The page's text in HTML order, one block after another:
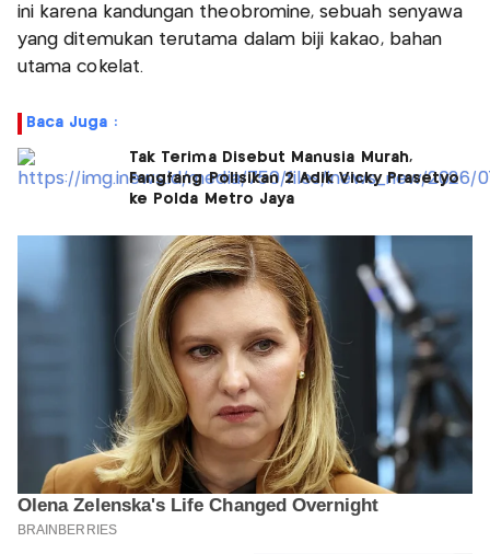
ini karena kandungan theobromine, sebuah senyawa
yang ditemukan terutama dalam biji kakao, bahan
utama cokelat.
Baca Juga :
Tak Terima Disebut Manusia Murah,
Fangfang Polisikan 2 Adik Vicky Prasetyo
ke Polda Metro Jaya